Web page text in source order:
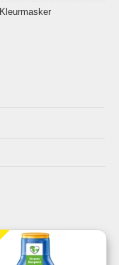
Kleurmasker